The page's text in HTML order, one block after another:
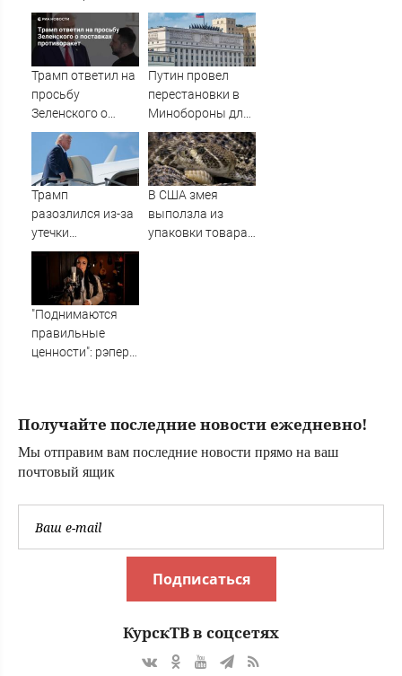
жизнь отказом от
российского газа
Трамп ответил на
просьбу
Зеленского о
поставках
противоракет
Путин провел
перестановки в
Минобороны для
улучшения
обеспечения
Армии России
Трамп
разозлился из-за
утечки
информации об
истощении
запасов
боеприпасов
В США змея
выползла из
упаковки товара
"Поднимаются
правильные
ценности": рэпер
Получайте последние новости ежедневно!
Мы отправим вам последние новости прямо на ваш
почтовый ящик
Подписаться
КурскТВ в соцсетях